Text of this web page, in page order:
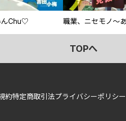
んChu♡
TOPへ
約特定商取引法プライバシーポリシー